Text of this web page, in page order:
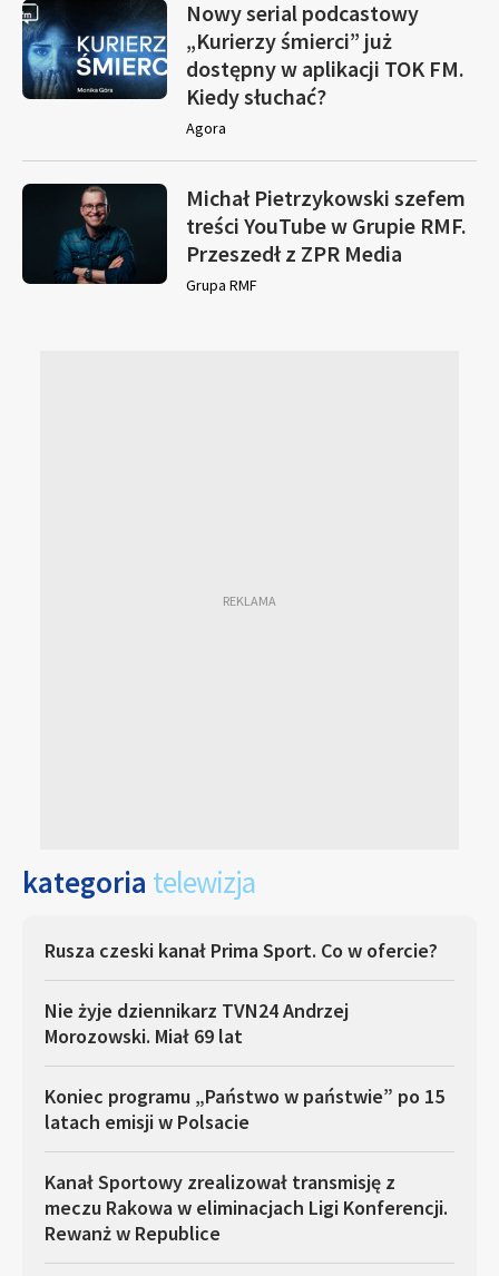
Nowy serial podcastowy
„Kurierzy śmierci” już
dostępny w aplikacji TOK FM.
Kiedy słuchać?
Agora
Michał Pietrzykowski szefem
treści YouTube w Grupie RMF.
Przeszedł z ZPR Media
Grupa RMF
kategoria telewizja
Rusza czeski kanał Prima Sport. Co w ofercie?
Nie żyje dziennikarz TVN24 Andrzej
Morozowski. Miał 69 lat
Koniec programu „Państwo w państwie” po 15
latach emisji w Polsacie
Kanał Sportowy zrealizował transmisję z
meczu Rakowa w eliminacjach Ligi Konferencji.
Rewanż w Republice